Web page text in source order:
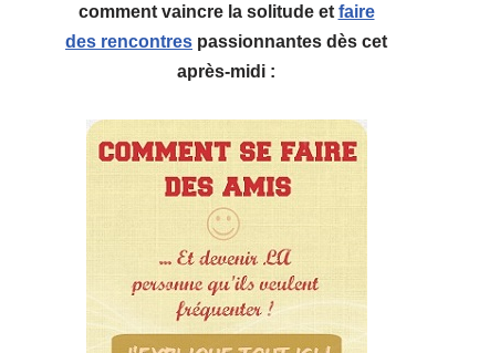
comment vaincre la solitude et faire
des rencontres passionnantes dès cet
après-midi :